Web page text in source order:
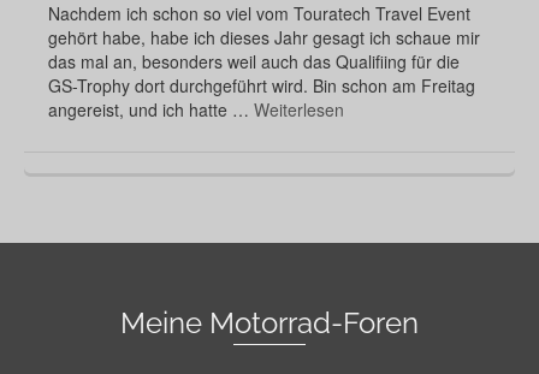
Nachdem ich schon so viel vom Touratech Travel Event
gehört habe, habe ich dieses Jahr gesagt ich schaue mir
das mal an, besonders weil auch das Qualifiing für die
GS-Trophy dort durchgeführt wird. Bin schon am Freitag
angereist, und ich hatte … Weiterlesen
Meine Motorrad-Foren